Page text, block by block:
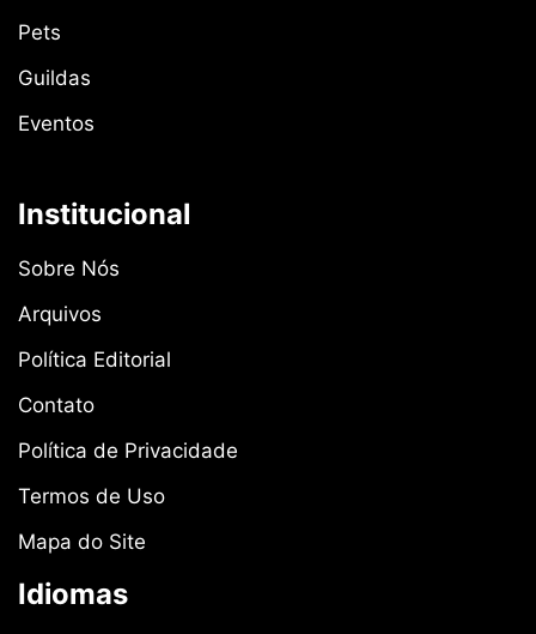
Pets
Guildas
Eventos
Institucional
Sobre Nós
Arquivos
Política Editorial
Contato
Política de Privacidade
Termos de Uso
Mapa do Site
Idiomas